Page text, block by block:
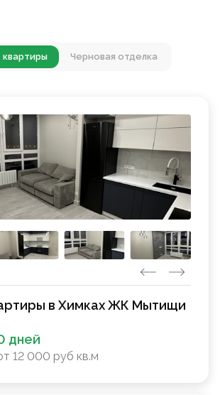
Черновая отделка
в Химках ЖК Мытищи
дней
12 000 руб кв.м